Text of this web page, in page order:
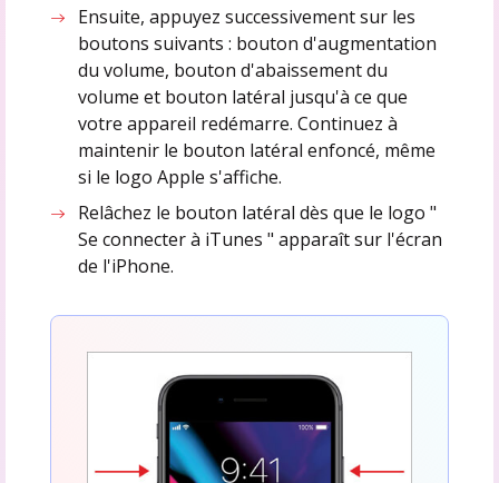
Ensuite, appuyez successivement sur les
boutons suivants : bouton d'augmentation
du volume, bouton d'abaissement du
volume et bouton latéral jusqu'à ce que
votre appareil redémarre. Continuez à
maintenir le bouton latéral enfoncé, même
si le logo Apple s'affiche.
Relâchez le bouton latéral dès que le logo "
Se connecter à iTunes " apparaît sur l'écran
de l'iPhone.